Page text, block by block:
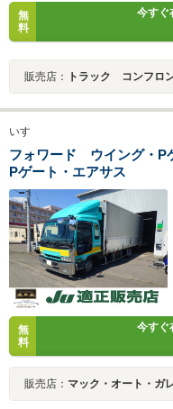
無
料
今すぐ
販売店： トラック コンフロ
いすゞ
フォワード ウイング・P
Pゲート・エアサス
無
料
今すぐ
販売店： マック・オート・